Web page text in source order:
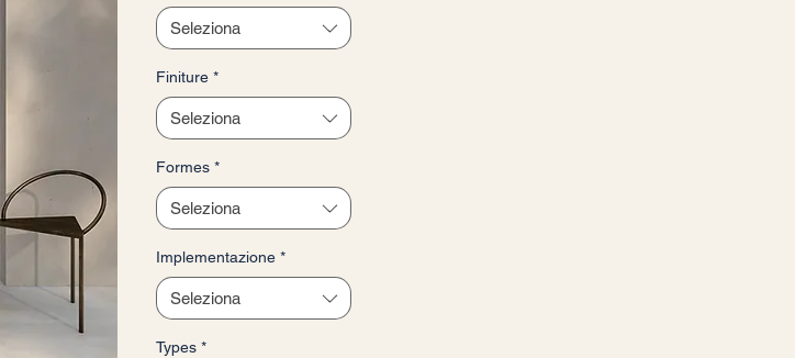
Seleziona
Finiture *
Seleziona
Formes *
Seleziona
Implementazione *
Seleziona
Types *